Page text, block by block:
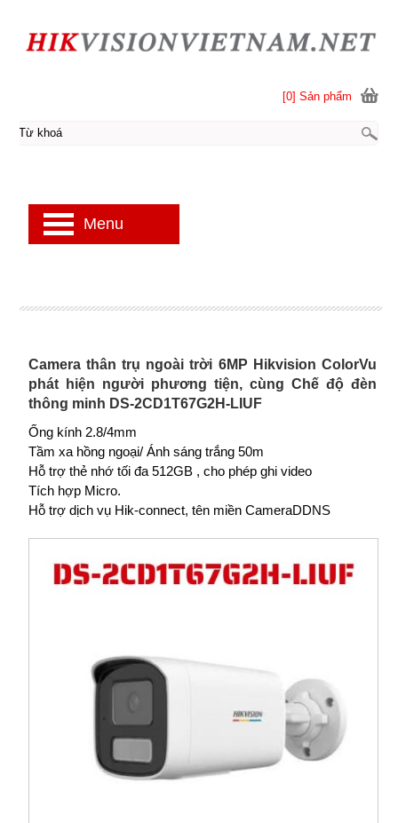
Camera thân trụ ngoài trời 6MP Hikvision ColorVu
phát hiện người phương tiện, cùng Chế độ đèn
thông minh DS-2CD1T67G2H-LIUF
Ống kính 2.8/4mm
Tầm xa hồng ngoại/ Ánh sáng trắng 50m
Hỗ trợ thẻ nhớ tối đa 512GB , cho phép ghi video
Tích hợp Micro.
Hỗ trợ dịch vụ Hik-connect, tên miền CameraDDNS
[0] Sản phẩm
Menu